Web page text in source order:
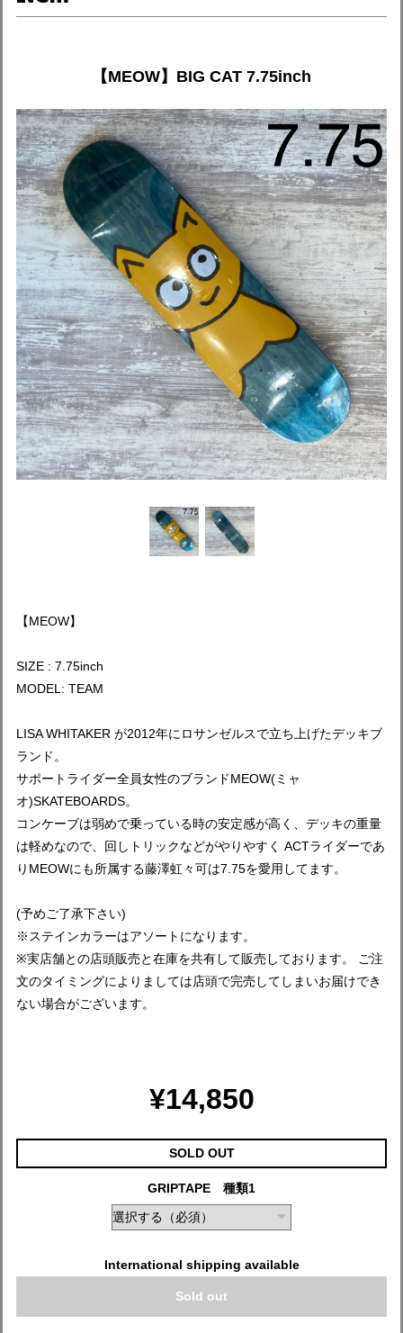
【MEOW】BIG CAT 7.75inch
【MEOW】
SIZE : 7.75inch
MODEL: TEAM
LISA WHITAKER が2012年にロサンゼルスで立ち上げたデッキブ
ランド。
サポートライダー全員女性のブランドMEOW(ミャ
オ)SKATEBOARDS。
コンケーブは弱めで乗っている時の安定感が高く、デッキの重量
は軽めなので、回しトリックなどがやりやすく ACTライダーであ
りMEOWにも所属する藤澤虹々可は7.75を愛用してます。
(予めご了承下さい)
※ステインカラーはアソートになります。
※実店舗との店頭販売と在庫を共有して販売しております。 ご注
文のタイミングによりましては店頭で完売してしまいお届けでき
ない場合がございます。
¥14,850
SOLD OUT
GRIPTAPE 種類1
International shipping available
Sold out